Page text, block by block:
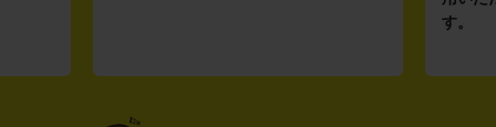
す。